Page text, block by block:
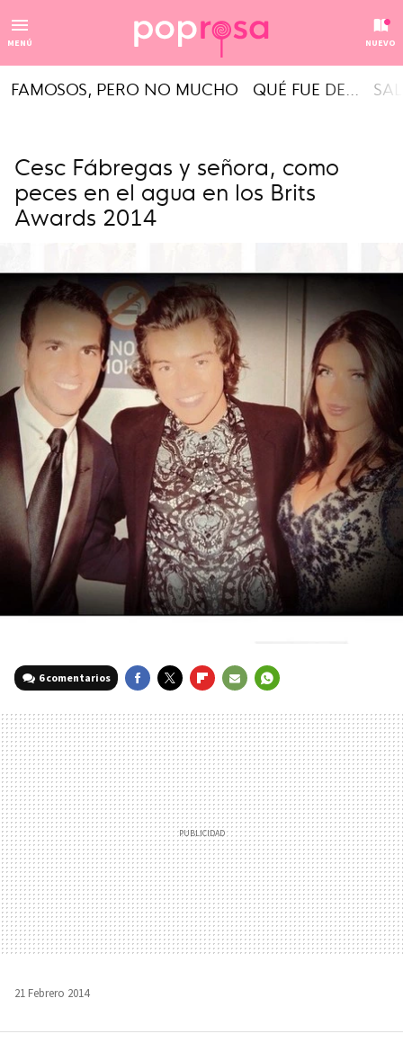
MENÚ NUEVO
FAMOSOS, PERO NO MUCHO QUÉ FUE DE...
Cesc Fábregas y señora, como
peces en el agua en los Brits
Awards 2014
6 comentarios
MAIL
21 Febrero 2014